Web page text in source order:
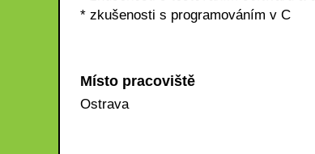
* zkušenosti s programováním v C
Místo pracoviště
Ostrava